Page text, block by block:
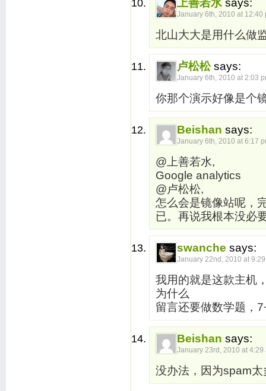
上善若水says:
January 6th, 2010 at 12:40
北山大大是用什么做
卢松松says:
January 6th, 2010 at 2:03
你那个演示好像是个
Beishan says:
January 6th, 2010 at 6:17
@上善若水,
Google analytics
@卢松松,
怎么会是镜像站呢，
已。再说我根本没必
swanche says:
January 22nd, 2010 at
我用的就是这款主机
为什么
留言还要做数学题，
Beishan says:
January 23rd, 2010 at 4:29
没办法，因为spam